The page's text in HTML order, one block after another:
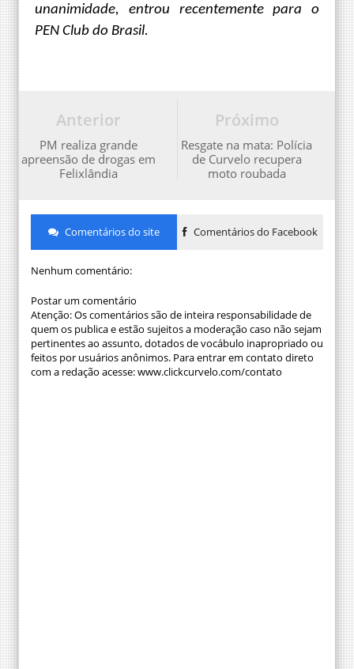
unanimidade, entrou
recentemente para o
PEN Club do Brasil.
Próximo
Resgate na mata: Polícia
de Curvelo recupera
moto roubada
Anterior
PM realiza grande
apreensão de drogas em
Felixlândia
Comentários do site Comentários do Facebook
Nenhum comentário:
Postar um comentário
Atenção: Os comentários são de inteira responsabilidade de
quem os publica e estão sujeitos a moderação caso não sejam
pertinentes ao assunto, dotados de vocábulo inapropriado ou
feitos por usuários anônimos. Para entrar em contato direto
com a redação acesse: www.clickcurvelo.com/contato